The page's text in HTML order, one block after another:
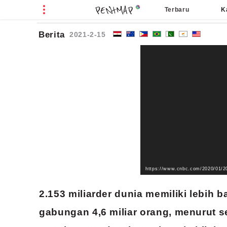
Terbaru
Berita 2021-2-15
2.153 miliarder dunia memiliki lebih
gabungan 4,6 miliar orang, menurut